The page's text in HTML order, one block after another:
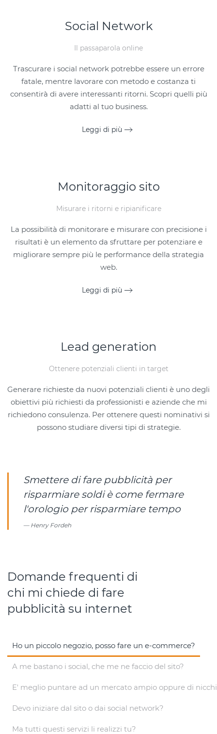
Social Network
Il passaparola online
Trascurare i social network potrebbe essere un errore
fatale, mentre lavorare con metodo e costanza ti
consentirà di avere interessanti ritorni. Scopri quelli più
adatti al tuo business.
Leggi di più
Monitoraggio sito
Misurare i ritorni e ripianificare
La possibilità di monitorare e misurare con precisione i
risultati è un elemento da sfruttare per potenziare e
migliorare sempre più le performance della strategia
web.
Leggi di più
Lead generation
Ottenere potenziali clienti in target
Generare richieste da nuovi potenziali clienti è uno degli
obiettivi più richiesti da professionisti e aziende che mi
richiedono consulenza. Per ottenere questi nominativi si
possono studiare diversi tipi di strategie.
Smettere di fare pubblicità per
risparmiare soldi è come fermare
l'orologio per risparmiare tempo
Henry Fordeh
Domande frequenti di
chi mi chiede di fare
pubblicità su internet
Ho un piccolo negozio, posso fare un e-commerce?
A me bastano i social, che me ne faccio del sito?
E' meglio puntare ad un mercato ampio oppure di
Devo iniziare dal sito o dai social network?
Ma tutti questi servizi li realizzi tu?